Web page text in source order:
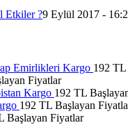
Etkiler ?9 Eylül 2017 -
Emirlikleri Kargo 192 TL
Fiyatlar
Kargo 192 TL
192 TL Başlayan
Başlayan Fiyatlar